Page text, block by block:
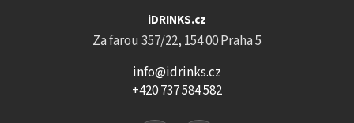
iDRINKS.cz
Za farou 357/22, 154 00 Praha 5
info@idrinks.cz
+420 737 584 582